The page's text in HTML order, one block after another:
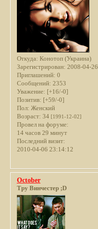
Откуда: Конотоп (Украина)
Зарегистрирован: 2008-04-26
Приглашений: 0
Сообщений: 2353
Уважение: [+16/-0]
Позитив: [+59/-0]
Пол: Женский
Возраст: 34 [1991-12-02]
Провел на форуме:
14 часов 29 минут
Последний визит:
2010-04-06 23:14:12
October
Тру Винчестер ;D